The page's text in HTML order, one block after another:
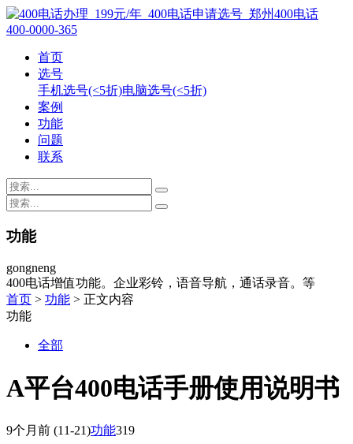
400-0000-365
首页
选号
手机选号(<5折)电脑选号(<5折)
案例
功能
问题
联系
功能
gongneng
400电话增值功能。企业彩铃，语音导航，通话录音。等
首页 > 功能 > 正文内容
功能
全部
A平台400电话手册使用说明书
9个月前 (11-21)功能319